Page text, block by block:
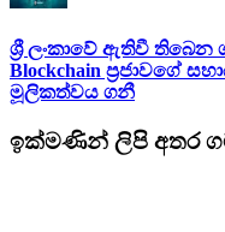
ශ්‍රී ලංකාවේ ඇතිවී
Blockchain ප්‍රජාවගේ
මූලිකත්වය ග​නී
ඉක්මණින් ලිපි අතර